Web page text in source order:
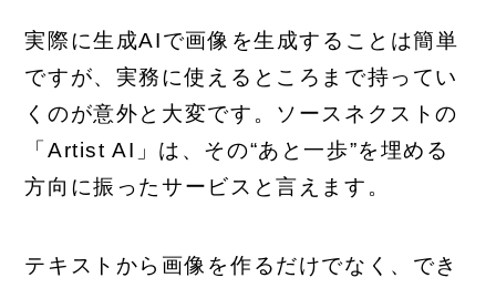
実際に生成AIで画像を生成することは簡単
ですが、実務に使えるところまで持ってい
くのが意外と大変です。ソースネクストの
「Artist AI」は、その“あと一歩”を埋める
方向に振ったサービスと言えます。
テキストから画像を作るだけでなく、でき